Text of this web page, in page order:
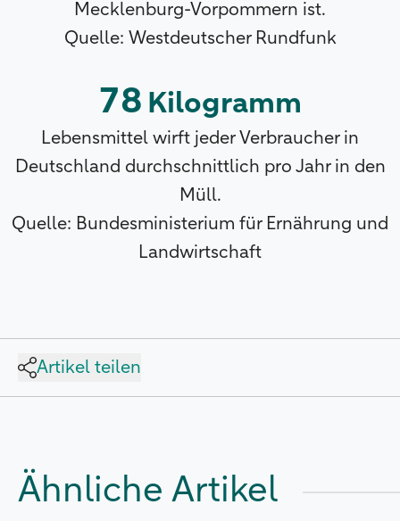
Mecklenburg-Vorpommern ist.
Quelle: Westdeutscher Rundfunk
78 Kilogramm
Lebensmittel wirft jeder Verbraucher in
Deutschland durchschnittlich pro Jahr in den
Müll.
Quelle: Bundesministerium für Ernährung und
Landwirtschaft
Artikel teilen
Ähnliche Artikel